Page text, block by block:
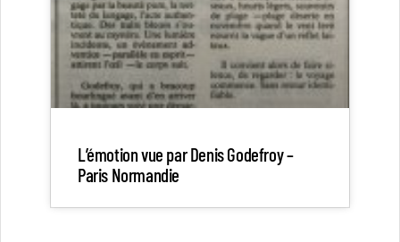
L’émotion vue par Denis Godefroy –
Paris Normandie